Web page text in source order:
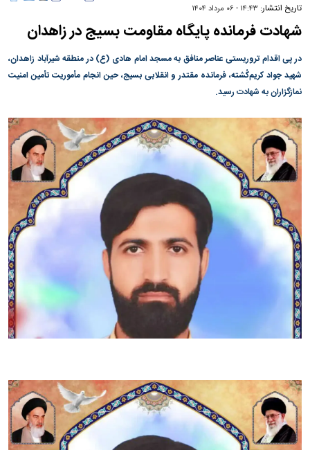
تاریخ انتشار: ۱۴:۴۳ - ۰۶ مرداد ۱۴۰۴
شهادت فرمانده پایگاه مقاومت بسیج در زاهدان
در پی اقدام تروریستی عناصر منافق به مسجد امام هادی (ع) در منطقه شیرآباد زاهدان،
شهید جواد کریم‌کُشته، فرمانده مقتدر و انقلابی بسیج، حین انجام مأموریت تأمین امنیت
نمازگزاران به شهادت رسید.